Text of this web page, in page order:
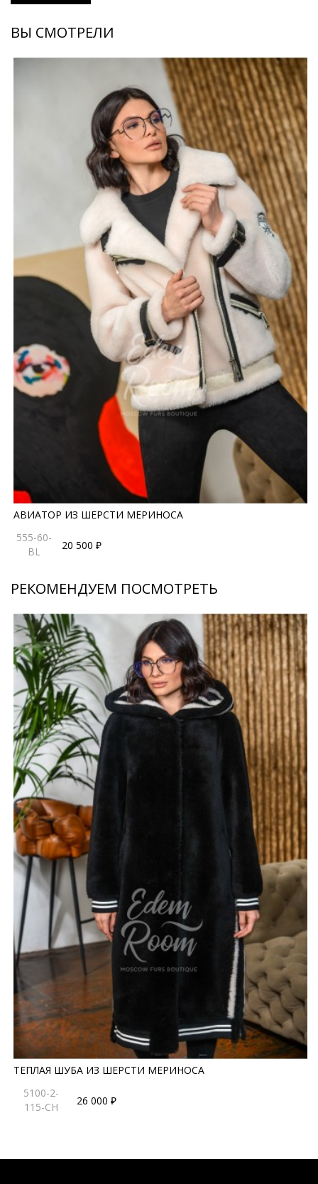
ВЫ СМОТРЕЛИ
АВИАТОР ИЗ ШЕРСТИ МЕРИНОСА
555-60-
BL
20 500 ₽
РЕКОМЕНДУЕМ ПОСМОТРЕТЬ
ТЕПЛАЯ ШУБА ИЗ ШЕРСТИ МЕРИНОСА
5100-2-
115-CH
26 000 ₽